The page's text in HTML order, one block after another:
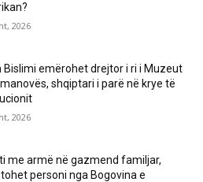
2026
Bislimi emërohet drejtor i ri i Muzeut
shqiptari i parë në krye të
2026
me armë në gazmend familjar,
personi nga Bogovina e